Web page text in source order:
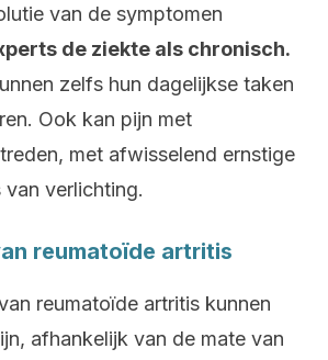
van de symptomen
de ziekte als chronisch.
zelfs hun dagelijkse taken
Ook kan pijn met
met afwisselend ernstige
verlichting.
reumatoïde artritis
reumatoïde artritis kunnen
afhankelijk van de mate van